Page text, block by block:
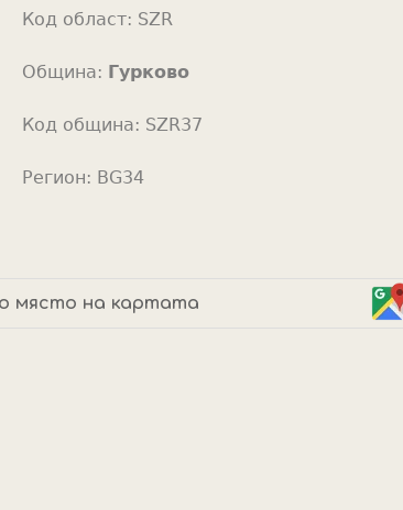
Код област: SZR
Община: Гурково
Код община: SZR37
Регион: BG34
място на картата